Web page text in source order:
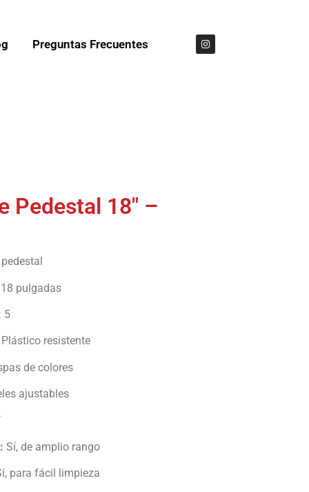
Preguntas Frecuentes
Pedestal 18″ –
pulgadas
5
resistente
de colores
ajustables
Sí, de amplio rango
para fácil limpieza